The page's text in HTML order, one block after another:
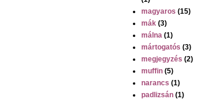
magyaros (15)
mák (3)
málna (1)
mártogatós (3)
megjegyzés (2)
muffin (5)
narancs (1)
padlizsán (1)